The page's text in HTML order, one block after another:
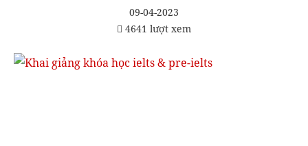
09-04-2023
4641 lượt xem